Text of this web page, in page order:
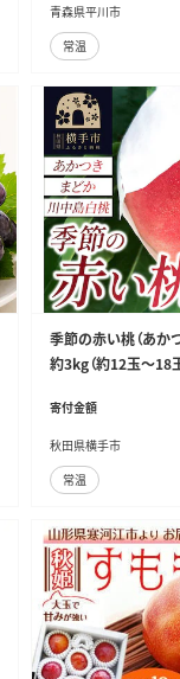
青森県平川市
常温
季節の赤い桃（あか
約3kg（約12玉～18
寄付金額
秋田県横手市
常温